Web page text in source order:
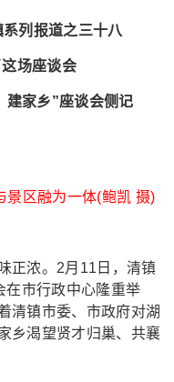
列报道之三十八
场座谈会
家乡”座谈会侧记
景区融为一体(鲍凯 摄)
浓。2月11日，清镇
在市行政中心隆重举
清镇市委、市政府对湖
乡渴望贤才归巢、共襄